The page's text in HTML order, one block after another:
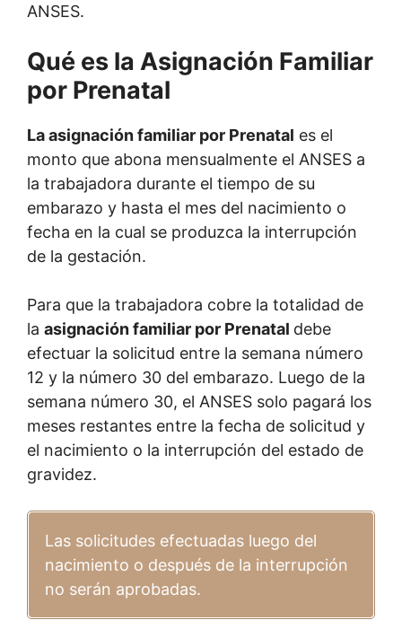
ANSES.
Qué es la Asignación Familiar
por Prenatal
La asignación familiar por Prenatal es el
monto que abona mensualmente el ANSES a
la trabajadora durante el tiempo de su
embarazo y hasta el mes del nacimiento o
fecha en la cual se produzca la interrupción
de la gestación.
Para que la trabajadora cobre la totalidad de
la asignación familiar por Prenatal debe
efectuar la solicitud entre la semana número
12 y la número 30 del embarazo. Luego de la
semana número 30, el ANSES solo pagará los
meses restantes entre la fecha de solicitud y
el nacimiento o la interrupción del estado de
gravidez.
Las solicitudes efectuadas luego del
nacimiento o después de la interrupción
no serán aprobadas.